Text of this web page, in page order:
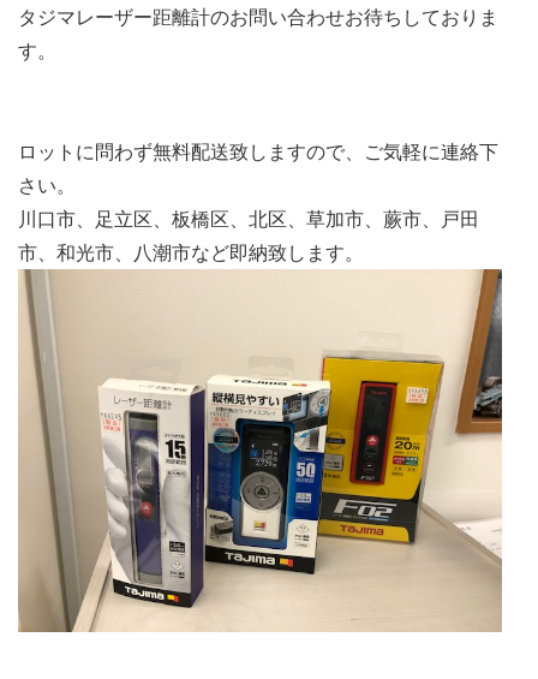
タジマレーザー距離計のお問い合わせお待ちしておりま
す。
ロットに問わず無料配送致しますので、ご気軽に連絡下
さい。
川口市、足立区、板橋区、北区、草加市、蕨市、戸田
市、和光市、八潮市など即納致します。